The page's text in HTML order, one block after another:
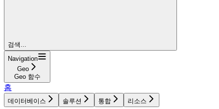
검색...
Navigation
Geo
Geo 함수
홈
데이터베이스 솔루션 통합 리소스